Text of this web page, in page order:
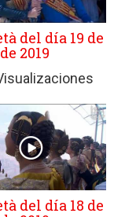
del día 19 de
2019
del día 18 de